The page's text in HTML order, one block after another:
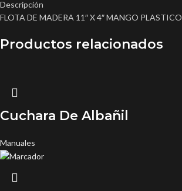
Descripción
FLOTA DE MADERA 11″ X 4″ MANGO PLASTICO
Productos relacionados
Cuchara De Albañil
Manuales